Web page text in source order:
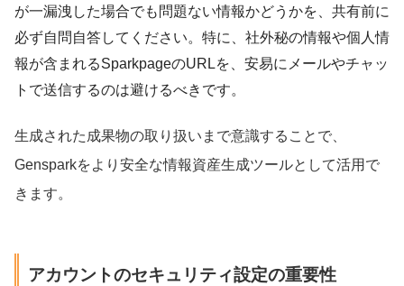
が一漏洩した場合でも問題ない情報かどうかを、共有前に
必ず自問自答してください。特に、社外秘の情報や個人情
報が含まれるSparkpageのURLを、安易にメールやチャッ
トで送信するのは避けるべきです。
生成された成果物の取り扱いまで意識することで、
Gensparkをより安全な情報資産生成ツールとして活用で
きます。
アカウントのセキュリティ設定の重要性